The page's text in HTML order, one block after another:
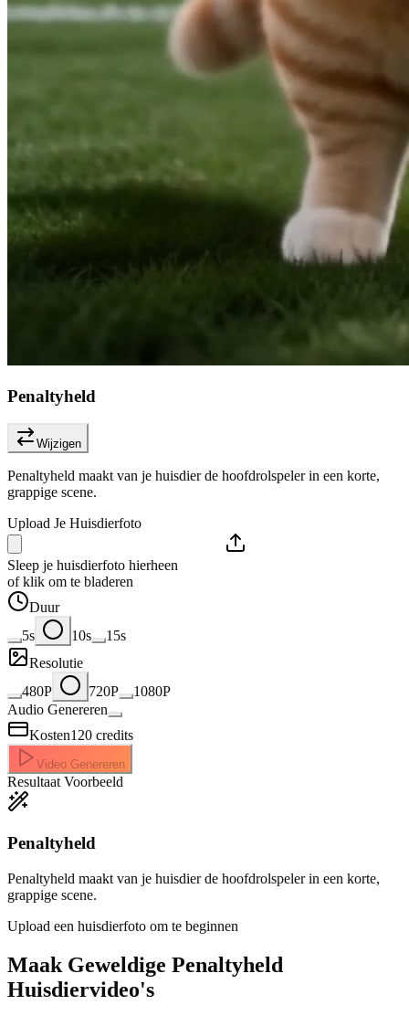
Penaltyheld
Wijzigen
Penaltyheld maakt van je huisdier de hoofdrolspeler in een korte,
grappige scene.
Upload Je Huisdierfoto
Sleep je huisdierfoto hierheen
of klik om te bladeren
Duur
5s
10s
15s
Resolutie
480P
720P
1080P
Audio Genereren
Kosten120 credits
Video Genereren
Resultaat Voorbeeld
Penaltyheld
Penaltyheld maakt van je huisdier de hoofdrolspeler in een korte,
grappige scene.
Upload een huisdierfoto om te beginnen
Maak Geweldige Penaltyheld
Huisdiervideo's